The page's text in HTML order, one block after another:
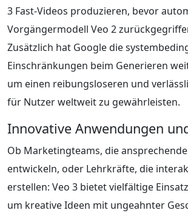
3 Fast-Videos produzieren, bevor
Vorgängermodell Veo 2
Zusätzlich hat Google die
Einschränkungen beim Generieren
um einen reibungsloseren und
für Nutzer weltweit zu gewährleisten.
Innovative Anwendungen
Ob Marketingteams, die
entwickeln, oder Lehrkräfte, die
erstellen: Veo 3 bietet vielfältige
um kreative Ideen mit ungeahnter